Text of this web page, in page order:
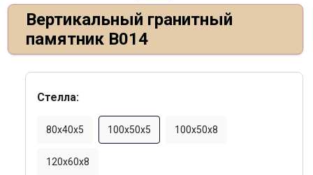
Вертикальный гранитный
памятник В014
Стелла:
80х40х5 100х50х5 100х50х8
120х60х8